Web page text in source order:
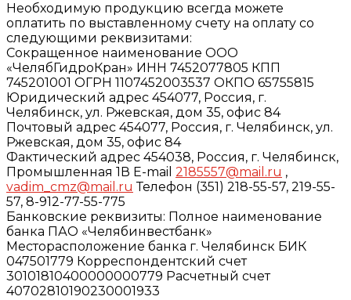
Необходимую продукцию всегда можете
оплатить по выставленному счету на оплату со
следующими реквизитами:
Сокращенное наименование ООО
«ЧелябГидроКран» ИНН 7452077805 КПП
745201001 ОГРН 1107452003537 ОКПО 65755815
Юридический адрес 454077, Россия, г.
Челябинск, ул. Ржевская, дом 35, офис 84
Почтовый адрес 454077, Россия, г. Челябинск, ул.
Ржевская, дом 35, офис 84
Фактический адрес 454038, Россия, г. Челябинск,
Промышленная 1В E-mail 2185557@mail.ru ,
vadim_cmz@mail.ru Телефон (351) 218-55-57, 219-55-
57, 8-912-77-55-775
Банковские реквизиты: Полное наименование
банка ПАО «Челябинвестбанк»
Месторасположение банка г. Челябинск БИК
047501779 Корреспондентский счет
30101810400000000779 Расчетный счет
40702810190230001933